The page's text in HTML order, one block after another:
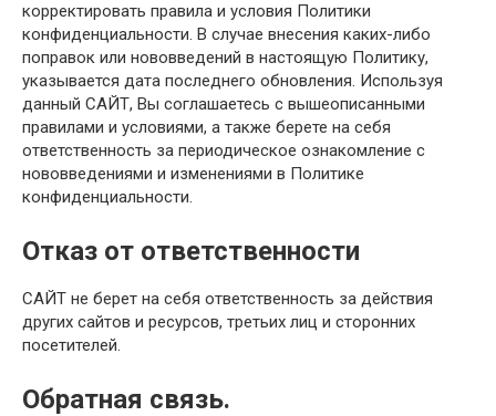
корректировать правила и условия Политики
конфиденциальности. В случае внесения каких-либо
поправок или нововведений в настоящую Политику,
указывается дата последнего обновления. Используя
данный САЙТ, Вы соглашаетесь с вышеописанными
правилами и условиями, а также берете на себя
ответственность за периодическое ознакомление с
нововведениями и изменениями в Политике
конфиденциальности.
Отказ от ответственности
САЙТ не берет на себя ответственность за действия
других сайтов и ресурсов, третьих лиц и сторонних
посетителей.
Обратная связь.